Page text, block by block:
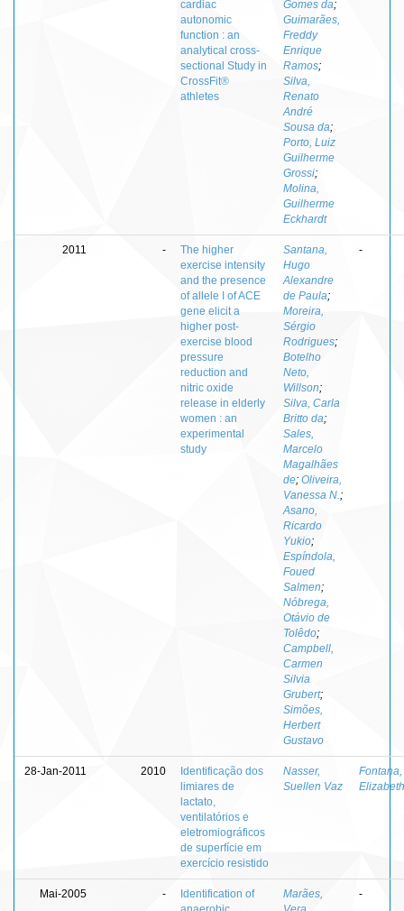
cardiac
autonomic
function : an
analytical cross-
sectional Study in
CrossFit®
athletes
Gomes da;
Guimarães,
Freddy
Enrique
Ramos;
Silva,
Renato
André
Sousa da;
Porto, Luiz
Guilherme
Grossi;
Molina,
Guilherme
Eckhardt
2011 -
The higher
exercise intensity
and the presence
of allele I of ACE
gene elicit a
higher post-
exercise blood
pressure
reduction and
nitric oxide
release in elderly
women : an
experimental
study
Santana,
Hugo
Alexandre
de Paula;
Moreira,
Sérgio
Rodrigues;
Botelho
Neto,
Willson;
Silva, Carla
Britto da;
Sales,
Marcelo
Magalhães
de; Oliveira,
Vanessa N. ;
Asano,
Ricardo
Yukio;
Espíndola,
Foued
Salmen;
Nóbrega,
Otávio de
Tolêdo;
Campbell,
Carmen
Silvia
Grubert;
Simões,
Herbert
Gustavo
-
28-Jan-2011 2010
Identificação dos
limiares de
lactato,
ventilatórios e
eletromiográficos
de superfície em
exercício resistido
Nasser,
Suellen Vaz
Elizabeth
Mai-2005 -
Identification of
Marães,
-